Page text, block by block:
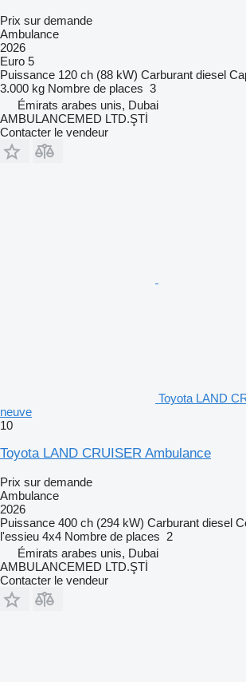
Prix sur demande
Ambulance
2026
Euro 5
Puissance 120 ch (88 kW) Carburant diesel
3.000 kg Nombre de places 3
Émirats arabes unis, Dubai
AMBULANCEMED LTD.ŞTİ
Contacter le vendeur
Toyota LAND
neuve
10
Toyota LAND CRUISER Ambulance
Prix sur demande
Ambulance
2026
Puissance 400 ch (294 kW) Carburant diesel
l'essieu 4x4 Nombre de places 2
Émirats arabes unis, Dubai
AMBULANCEMED LTD.ŞTİ
Contacter le vendeur